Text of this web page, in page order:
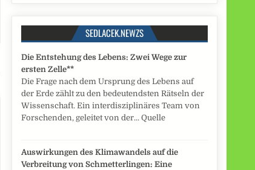
SEDLACEK.NEWZS
Die Entstehung des Lebens: Zwei Wege zur
ersten Zelle**
Die Frage nach dem Ursprung des Lebens auf
der Erde zählt zu den bedeutendsten Rätseln der
Wissenschaft. Ein interdisziplinäres Team von
Forschenden, geleitet von der... Quelle
Auswirkungen des Klimawandels auf die
Verbreitung von Schmetterlingen: Eine